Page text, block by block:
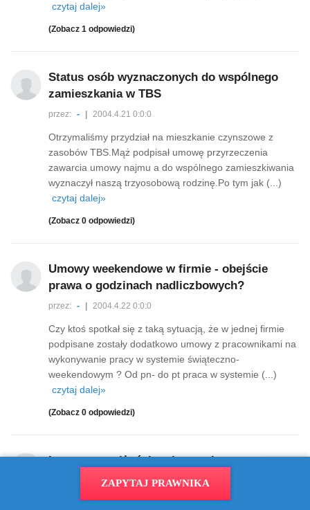
czytaj dalej»
(Zobacz 1 odpowiedzi)
Status osób wyznaczonych do wspólnego
zamieszkania w TBS
przez: - 2004.4.21 0:0:0
Otrzymaliśmy przydział na mieszkanie czynszowe z
zasobów TBS.Mąż podpisał umowę przyrzeczenia
zawarcia umowy najmu a do wspólnego zamieszkiwania
wyznaczył naszą trzyosobową rodzinę.Po tym jak (...)
czytaj dalej»
(Zobacz 0 odpowiedzi)
Umowy weekendowe w firmie - obejście
prawa o godzinach nadliczbowych?
przez: - 2004.4.22 0:0:0
Czy ktoś spotkał się z taką sytuacją, że w jednej firmie
podpisane zostały dodatkowo umowy z pracownikami na
wykonywanie pracy w systemie świąteczno-
weekendowym ? Od pn- do pt praca w systemie (...)
czytaj dalej»
(Zobacz 0 odpowiedzi)
Intercyza małżeńska - koszty i
zabezpieczenie przed zobowiązaniami
Michalina | 2004.4.22 14:22:39
ZAPYTAJ PRAWNIKA